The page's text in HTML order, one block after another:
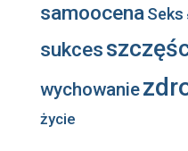
samoocenaSeks
sukces
wychowanie
życie